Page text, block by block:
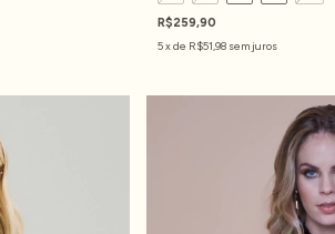
R$259,90
5x de R$51,98 sem juros